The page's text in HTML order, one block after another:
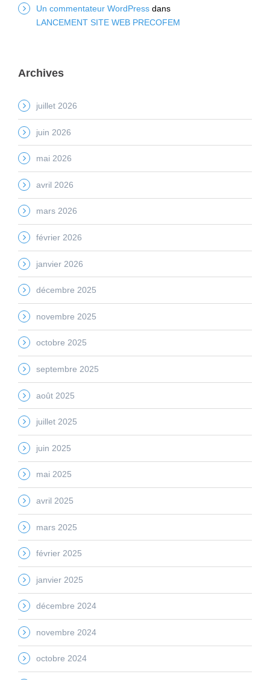
Un commentateur WordPress dans
LANCEMENT SITE WEB PRECOFEM
Archives
juillet 2026
juin 2026
mai 2026
avril 2026
mars 2026
février 2026
janvier 2026
décembre 2025
novembre 2025
octobre 2025
septembre 2025
août 2025
juillet 2025
juin 2025
mai 2025
avril 2025
mars 2025
février 2025
janvier 2025
décembre 2024
novembre 2024
octobre 2024